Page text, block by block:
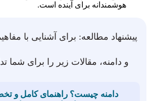
هوشمندانه برای آینده است.
پیشنهاد مطالعه: برای آشنایی با
و دامنه، مقالات زیر را برای شما
دامنه چیست؟ راهنمای کامل و